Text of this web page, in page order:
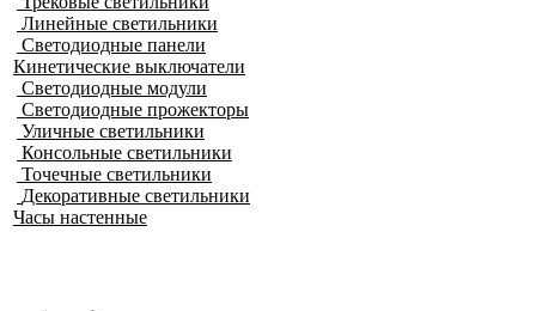
Линейные светильники
Светодиодные панели
Кинетические выключатели
Светодиодные модули
Светодиодные прожекторы
Уличные светильники
Консольные светильники
Точечные светильники
Декоративные светильники
Часы настенные